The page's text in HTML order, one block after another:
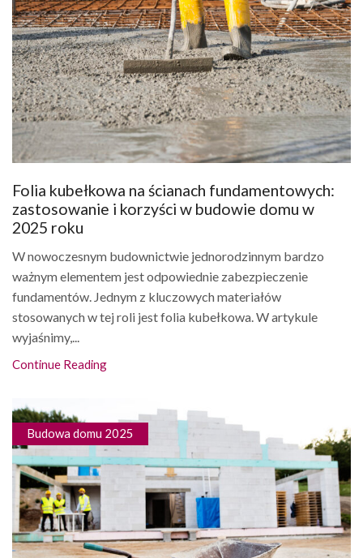
Folia kubełkowa na ścianach fundamentowych:
zastosowanie i korzyści w budowie domu w
2025 roku
W nowoczesnym budownictwie jednorodzinnym bardzo
ważnym elementem jest odpowiednie zabezpieczenie
fundamentów. Jednym z kluczowych materiałów
stosowanych w tej roli jest folia kubełkowa. W artykule
wyjaśnimy,...
Continue Reading
Budowa domu 2025